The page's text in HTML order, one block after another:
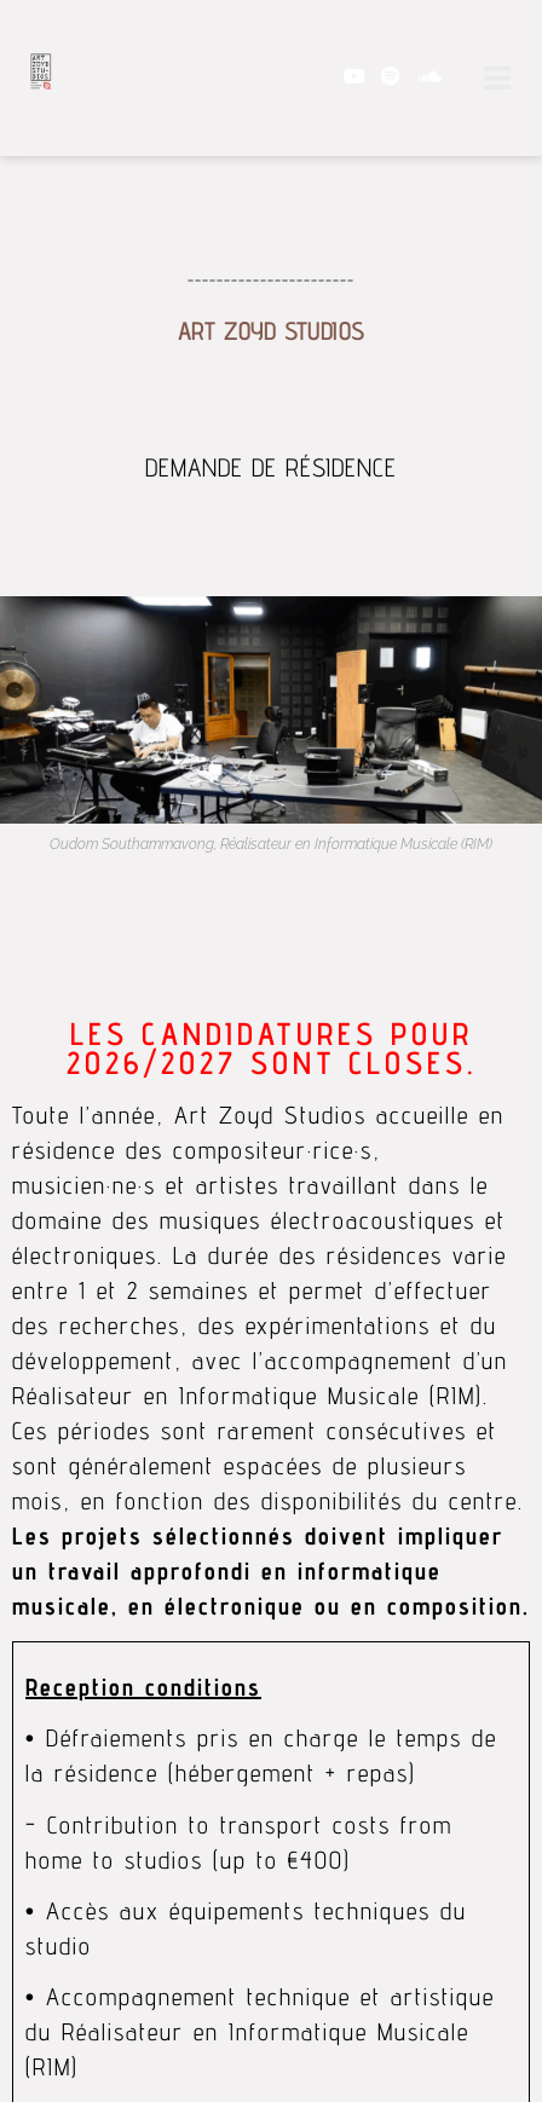
-----------------------
ART ZOYD STUDIOS
DEMANDE DE RÉSIDENCE
Oudom Southammavong, Réalisateur en Informatique Musicale (RIM)
LES CANDIDATURES POUR
2026/2027 SONT CLOSES.
Toute l’année, Art Zoyd Studios accueille en
résidence des compositeur·rice·s,
musicien·ne·s et artistes travaillant dans le
domaine des musiques électroacoustiques et
électroniques. La durée des résidences varie
entre 1 et 2 semaines et permet d’effectuer
des recherches, des expérimentations et du
développement, avec l’accompagnement d’un
Réalisateur en Informatique Musicale (RIM).
Ces périodes sont rarement consécutives et
sont généralement espacées de plusieurs
mois, en fonction des disponibilités du centre.
Les projets sélectionnés doivent impliquer
un travail approfondi en informatique
musicale, en électronique ou en composition.
Reception conditions
• Défraiements pris en charge le temps de
la résidence (hébergement + repas)
- Contribution to transport costs from
home to studios (up to €400)
• Accès aux équipements techniques du
studio
• Accompagnement technique et artistique
du Réalisateur en Informatique Musicale
(RIM)